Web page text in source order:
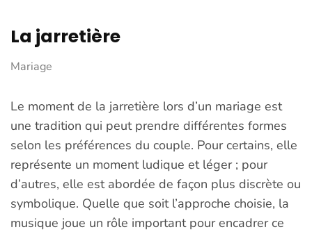
La jarretière
Mariage
Le moment de la jarretière lors d’un mariage est
une tradition qui peut prendre différentes formes
selon les préférences du couple. Pour certains, elle
représente un moment ludique et léger ; pour
d’autres, elle est abordée de façon plus discrète ou
symbolique. Quelle que soit l’approche choisie, la
musique joue un rôle important pour encadrer ce